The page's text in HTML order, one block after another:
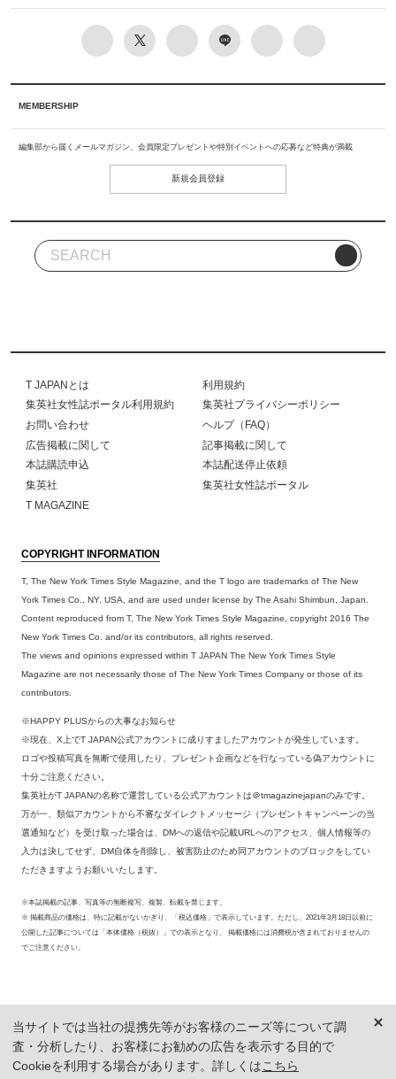
MEMBERSHIP
編集部から届くメールマガジン、会員限定プレゼントや特別イベントへの応募など特典が満載
新規会員登録
T JAPANとは
利用規約
集英社女性誌ポータル利用規約
集英社プライバシーポリシー
お問い合わせ
ヘルプ（FAQ）
広告掲載に関して
記事掲載に関して
本誌購読申込
本誌配送停止依頼
集英社
集英社女性誌ポータル
T MAGAZINE
COPYRIGHT INFORMATION
T, The New York Times Style Magazine, and the T logo are trademarks of The New
York Times Co., NY, USA, and are used under license by The Asahi Shimbun, Japan.
Content reproduced from T, The New York Times Style Magazine, copyright 2016 The
New York Times Co. and/or its contributors, all rights reserved.
The views and opinions expressed within T JAPAN The New York Times Style
Magazine are not necessarily those of The New York Times Company or those of its
contributors.
※HAPPY PLUSからの大事なお知らせ
※現在、X上でT JAPAN公式アカウントに成りすましたアカウントが発生しています。
ロゴや投稿写真を無断で使用したり、プレゼント企画などを行なっている偽アカウントに
十分ご注意ください。
集英社がT JAPANの名称で運営している公式アカウントは＠tmagazinejapanのみです。
万が一、類似アカウントから不審なダイレクトメッセージ（プレゼントキャンペーンの当
選通知など）を受け取った場合は、DMへの返信や記載URLへのアクセス、個人情報等の
入力は決してせず、DM自体を削除し、被害防止のため同アカウントのブロックをしてい
ただきますようお願いいたします。
※本誌掲載の記事、写真等の無断複写、複製、転載を禁じます。
※ 掲載商品の価格は、特に記載がないかぎり、「税込価格」で表示しています。ただし、2021年3月18日以前に
公開した記事については「本体価格（税抜）」での表示となり、 掲載価格には消費税が含まれておりませんの
でご注意ください。
当サイトでは当社の提携先等がお客様のニーズ等について調
査・分析したり、お客様にお勧めの広告を表示する目的で
Cookieを利用する場合があります。詳しくはこちら